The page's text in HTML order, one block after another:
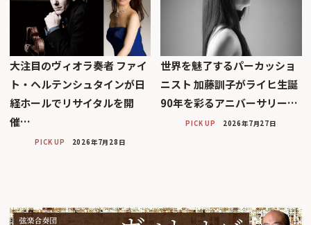
大注目のヴィオラ奏者 ファイ
ト・ヘルテンシュタインが日
経ホールでリサイタルを開
催…
PICK UP 2026年7月28日
世界を魅了するパーカッショ
ニスト 加藤訓子がライヒ生誕
90年を彩るアニバーサリー…
PICK UP 2026年7月27日